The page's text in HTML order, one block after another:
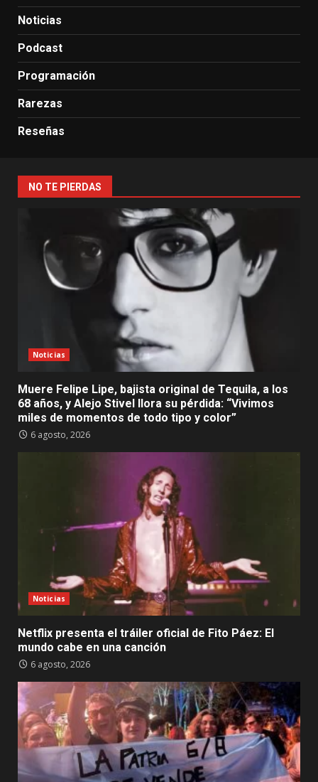
Noticias
Podcast
Programación
Rarezas
Reseñas
NO TE PIERDAS
Noticias
Muere Felipe Lipe, bajista original de Tequila, a los
68 años, y Alejo Stivel llora su pérdida: “Vivimos
miles de momentos de todo tipo y color”
6 agosto, 2026
Noticias
Netflix presenta el tráiler oficial de Fito Páez: El
mundo cabe en una canción
6 agosto, 2026